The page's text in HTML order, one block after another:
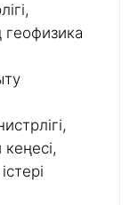
геофизика